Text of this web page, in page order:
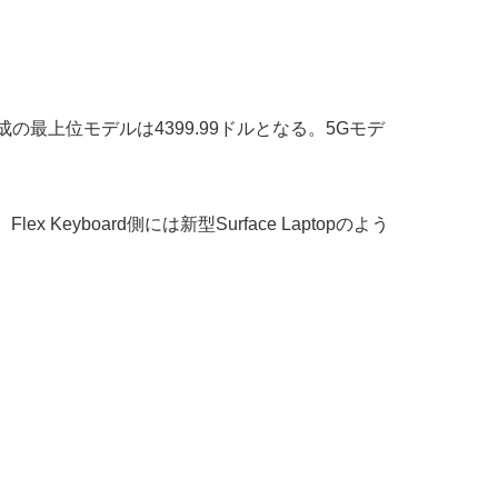
最上位モデルは4399.99ドルとなる。5Gモデ
Keyboard側には新型Surface Laptopのよう